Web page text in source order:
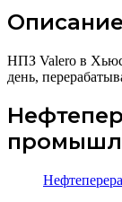
Описание
НПЗ Valero в
день,